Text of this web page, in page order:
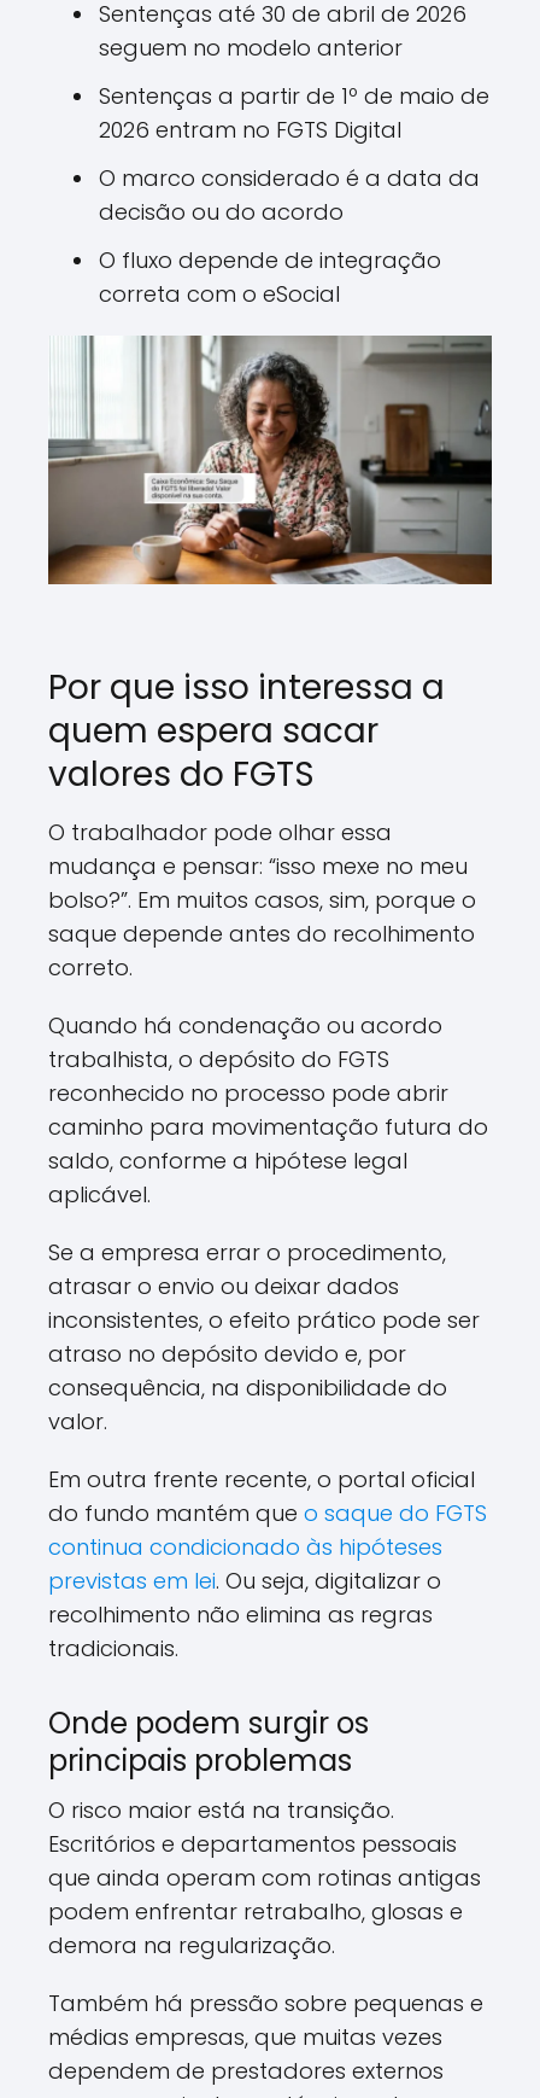
Sentenças até 30 de abril de 2026
seguem no modelo anterior
Sentenças a partir de 1º de maio de
2026 entram no FGTS Digital
O marco considerado é a data da
decisão ou do acordo
O fluxo depende de integração
correta com o eSocial
Por que isso interessa a
quem espera sacar
valores do FGTS
O trabalhador pode olhar essa
mudança e pensar: “isso mexe no meu
bolso?”. Em muitos casos, sim, porque o
saque depende antes do recolhimento
correto.
Quando há condenação ou acordo
trabalhista, o depósito do FGTS
reconhecido no processo pode abrir
caminho para movimentação futura do
saldo, conforme a hipótese legal
aplicável.
Se a empresa errar o procedimento,
atrasar o envio ou deixar dados
inconsistentes, o efeito prático pode ser
atraso no depósito devido e, por
consequência, na disponibilidade do
valor.
Em outra frente recente, o portal oficial
do fundo mantém que o saque do FGTS
continua condicionado às hipóteses
previstas em lei. Ou seja, digitalizar o
recolhimento não elimina as regras
tradicionais.
Onde podem surgir os
principais problemas
O risco maior está na transição.
Escritórios e departamentos pessoais
que ainda operam com rotinas antigas
podem enfrentar retrabalho, glosas e
demora na regularização.
Também há pressão sobre pequenas e
médias empresas, que muitas vezes
dependem de prestadores externos